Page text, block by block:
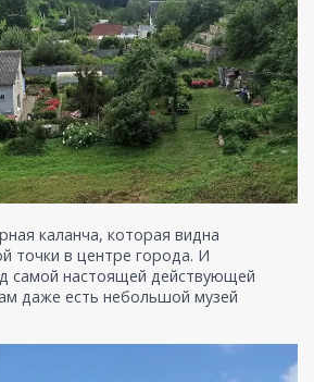
каланча, которая видна
точки в центре города. И
самой настоящей действующей
даже есть небольшой музей